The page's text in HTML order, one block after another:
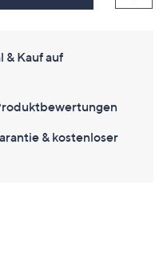
& Kauf auf
& kostenloser